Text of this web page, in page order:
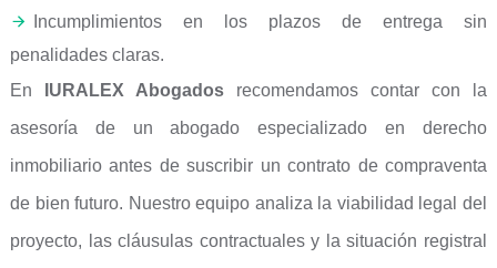
Incumplimientos en los plazos de entrega sin
penalidades claras.
En
IURALEX Abogadosrecomendamos contar con la
asesoría de un abogado especializado en derecho
inmobiliario antes de suscribir un contrato de compraventa
de bien futuro. Nuestro equipo analiza la viabilidad legal del
proyecto, las cláusulas contractuales y la situación registral